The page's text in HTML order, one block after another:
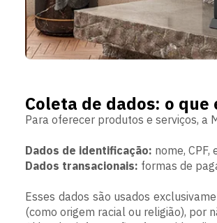
Coleta de dados: o que
Para oferecer produtos e serviços, a
Dados de identificação: nome,
Dados transacionais: formas de
Esses dados são usados
(como origem racial ou religião), por